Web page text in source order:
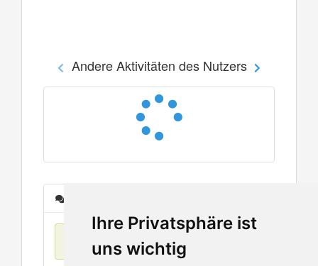
Ihre Privatsphäre ist
uns wichtig
Andere Aktivitäten des Nutzers
Keine Einträge